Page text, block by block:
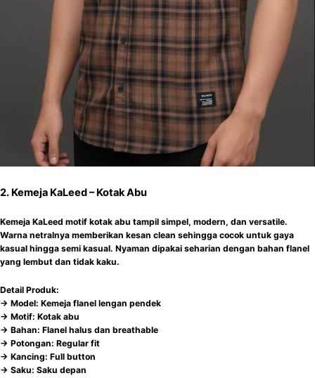
2. Kemeja KaLeed – Kotak Abu
Kemeja KaLeed motif kotak abu tampil simpel, modern, dan versatile.
Warna netralnya memberikan kesan clean sehingga cocok untuk gaya
kasual hingga semi kasual. Nyaman dipakai seharian dengan bahan flanel
yang lembut dan tidak kaku.
Detail Produk:
-> Model: Kemeja flanel lengan pendek
-> Motif: Kotak abu
-> Bahan: Flanel halus dan breathable
-> Potongan: Regular fit
-> Kancing: Full button
-> Saku: Saku depan